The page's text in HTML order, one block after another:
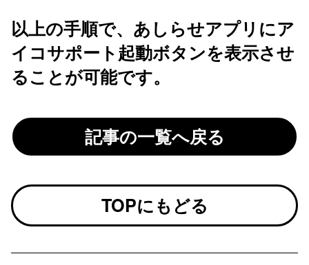
以上の手順で、あしらせアプリにア
イコサポート起動ボタンを表示させ
ることが可能です。
記事の一覧へ戻る
TOPにもどる